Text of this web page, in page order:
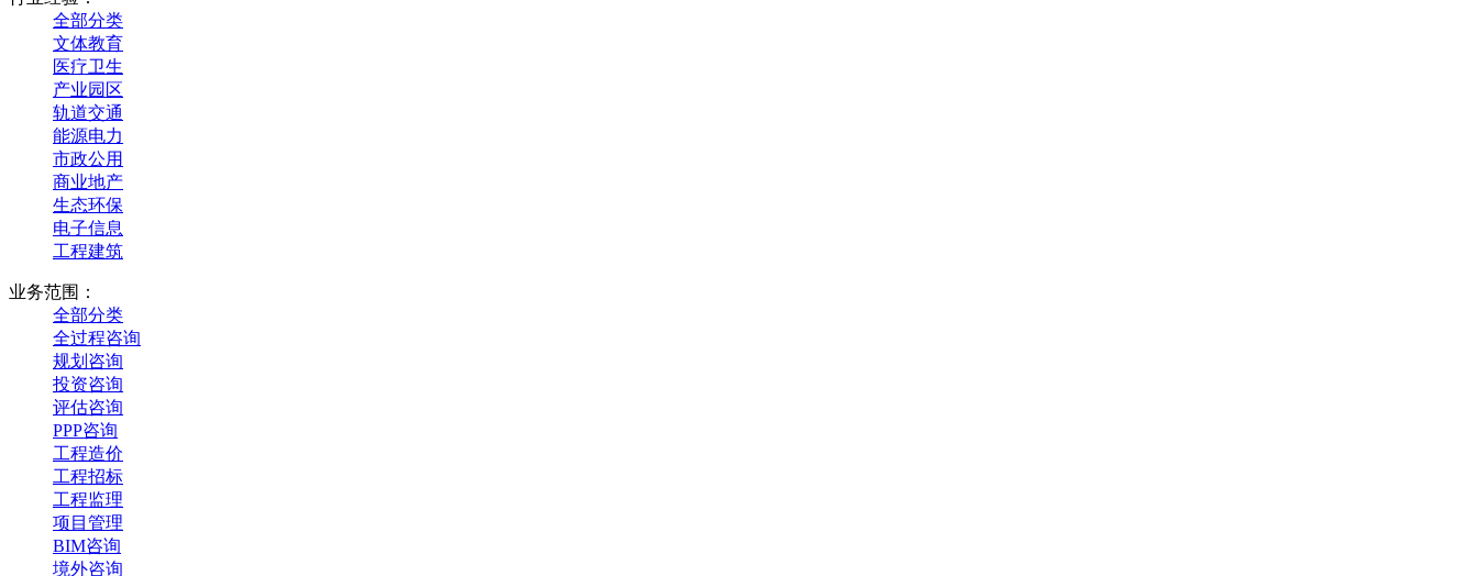
全部分类
文体教育
医疗卫生
产业园区
轨道交通
能源电力
市政公用
商业地产
生态环保
电子信息
工程建筑
业务范围：
全部分类
全过程咨询
规划咨询
投资咨询
评估咨询
PPP咨询
工程造价
工程招标
工程监理
项目管理
BIM咨询
境外咨询